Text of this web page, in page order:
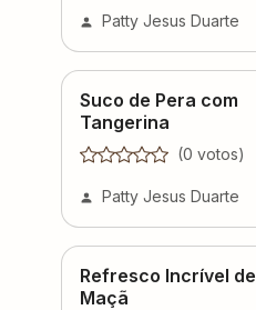
Patty Jesus Duarte
Suco de Pera com
Tangerina
(0 votos)
Patty Jesus Duarte
Refresco Incrível de
Maçã